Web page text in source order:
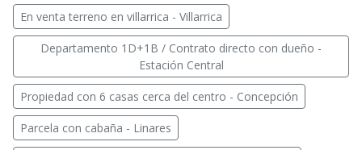
En venta terreno en villarrica - Villarrica
Departamento 1D+1B / Contrato directo con dueño -
Estación Central
Propiedad con 6 casas cerca del centro - Concepción
Parcela con cabaña - Linares